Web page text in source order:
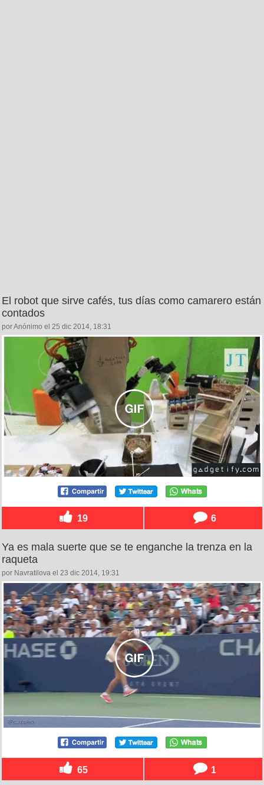
El robot que sirve cafés, tus días como camarero están
contados
por Anónimo el 25 dic 2014, 18:31
19 6
Ya es mala suerte que se te enganche la trenza en la
raqueta
por Navratilova el 23 dic 2014, 19:31
65 1